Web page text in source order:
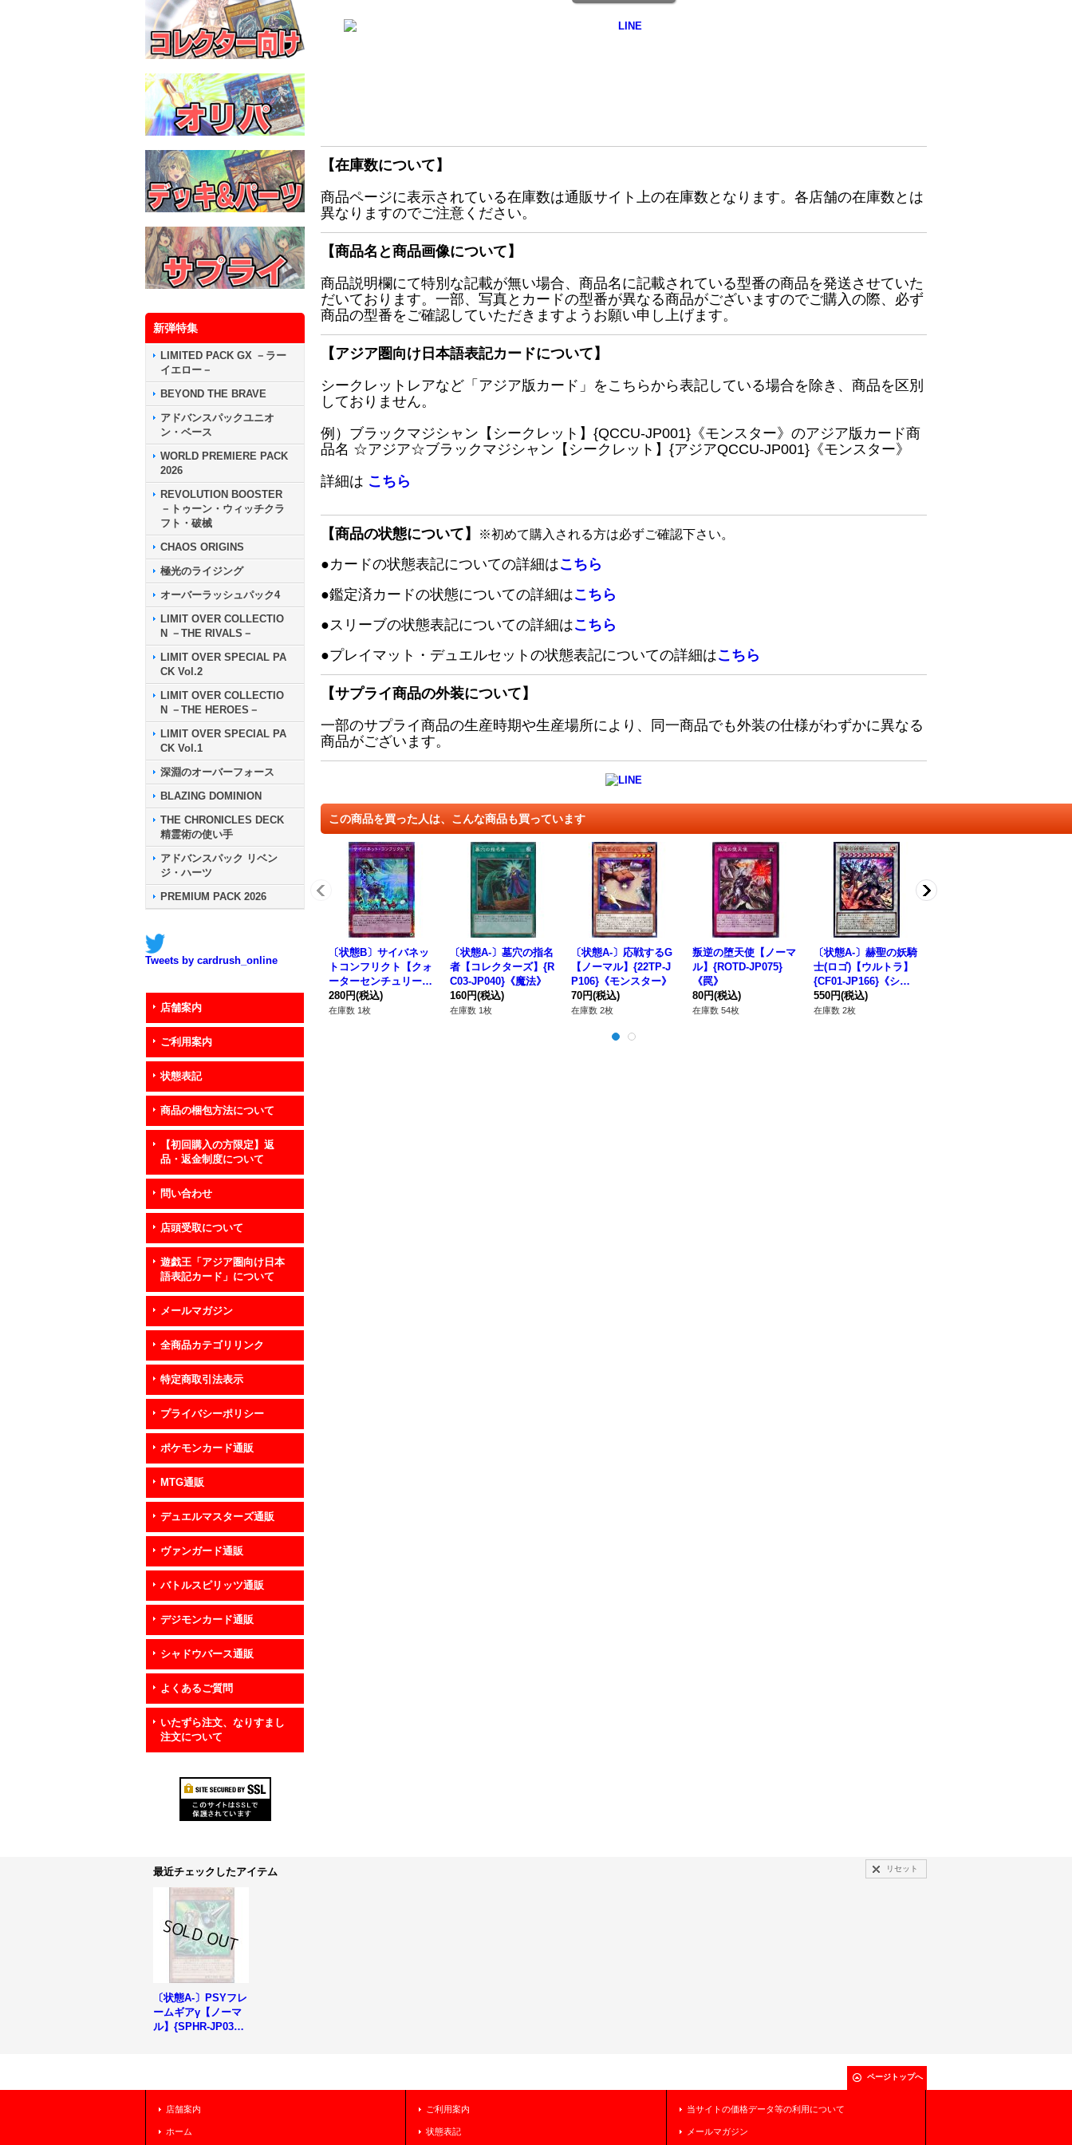
新弾特集
LIMITED PACK GX －ラー
イエロー－
BEYOND THE BRAVE
アドバンスパックユニオ
ン・ベース
WORLD PREMIERE PACK
2026
REVOLUTION BOOSTER
－トゥーン・ウィッチクラ
フト・破械
CHAOS ORIGINS
極光のライジング
オーバーラッシュパック4
LIMIT OVER COLLECTIO
N －THE RIVALS－
LIMIT OVER SPECIAL PA
CK Vol.2
LIMIT OVER COLLECTIO
N －THE HEROES－
LIMIT OVER SPECIAL PA
CK Vol.1
深淵のオーバーフォース
BLAZING DOMINION
THE CHRONICLES DECK
精霊術の使い手
アドバンスパック リベン
ジ・ハーツ
PREMIUM PACK 2026
Tweets by cardrush_online
店舗案内
ご利用案内
状態表記
商品の梱包方法について
【初回購入の方限定】返
品・返金制度について
問い合わせ
店頭受取について
遊戯王「アジア圏向け日本
語表記カード」について
メールマガジン
全商品カテゴリリンク
特定商取引法表示
プライバシーポリシー
ポケモンカード通販
MTG通販
デュエルマスターズ通販
ヴァンガード通販
バトルスピリッツ通販
デジモンカード通販
シャドウバース通販
よくあるご質問
いたずら注文、なりすまし
注文について
【在庫数について】
商品ページに表示されている在庫数は通販サイト上の在庫数となります。各店舗の在庫数とは
異なりますのでご注意ください。
【商品名と商品画像について】
商品説明欄にて特別な記載が無い場合、商品名に記載されている型番の商品を発送させていた
だいております。一部、写真とカードの型番が異なる商品がございますのでご購入の際、必ず
商品の型番をご確認していただきますようお願い申し上げます。
【アジア圏向け日本語表記カードについて】
シークレットレアなど「アジア版カード」をこちらから表記している場合を除き、商品を区別
しておりません。
例）ブラックマジシャン【シークレット】{QCCU-JP001}《モンスター》のアジア版カード商
品名 ☆アジア☆ブラックマジシャン【シークレット】{アジアQCCU-JP001}《モンスター》
詳細は こちら
【商品の状態について】 ※初めて購入される方は必ずご確認下さい。
●カードの状態表記についての詳細はこちら
●鑑定済カードの状態についての詳細はこちら
●スリーブの状態表記についての詳細はこちら
●プレイマット・デュエルセットの状態表記についての詳細はこちら
【サプライ商品の外装について】
一部のサプライ商品の生産時期や生産場所により、同一商品でも外装の仕様がわずかに異なる
商品がございます。
この商品を買った人は、こんな商品も買っています
〔状態B〕サイバネッ
トコンフリクト【クォ
ーターセンチュリーシ
ークレット】{QCCU-J
P110}《罠》
280円(税込)
在庫数 1枚
〔状態A-〕墓穴の指名
者【コレクターズ】{R
C03-JP040}《魔法》
160円(税込)
在庫数 1枚
〔状態A-〕応戦するG
【ノーマル】{22TP-J
P106}《モンスター》
70円(税込)
在庫数 2枚
叛逆の堕天使【ノーマ
ル】{ROTD-JP075}
《罠》
80円(税込)
在庫数 54枚
〔状態A-〕赫聖の妖騎
士(ロゴ)【ウルトラ】
{CF01-JP166}《シン
クロ》
550円(税込)
在庫数 2枚
最近チェックしたアイテム リセット
〔状態A-〕PSYフレ
ームギアγ【ノーマ
ル】{SPHR-JP031}
ページトップへ
店舗案内
ホーム
ご利用案内
状態表記
当サイトの価格データ等の利用について
メールマガジン